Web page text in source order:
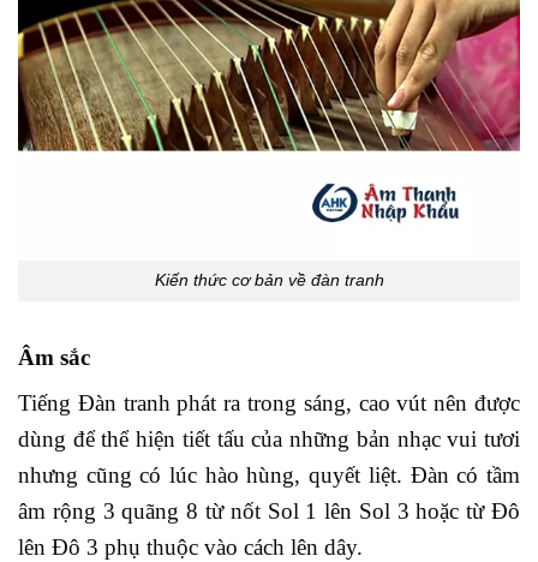
Kiến thức cơ bản về đàn tranh
Âm sắc
Tiếng Đàn tranh phát ra trong sáng, cao vút nên được
dùng để thể hiện tiết tấu của những bản nhạc vui tươi
nhưng cũng có lúc hào hùng, quyết liệt. Đàn có tầm
âm rộng 3 quãng 8 từ nốt Sol 1 lên Sol 3 hoặc từ Đô
lên Đô 3 phụ thuộc vào cách lên dây.